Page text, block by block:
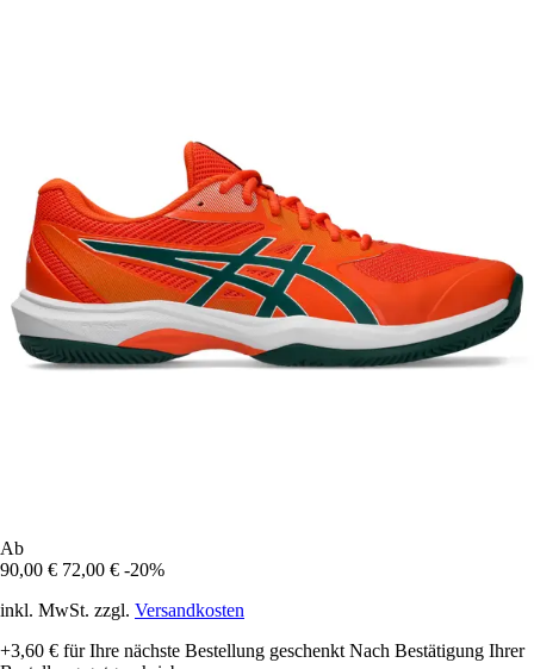
Ab
90,00 € 72,00 € -20%
inkl. MwSt. zzgl. Versandkosten
+3,60 € für Ihre nächste Bestellung geschenkt Nach Bestätigung Ihrer